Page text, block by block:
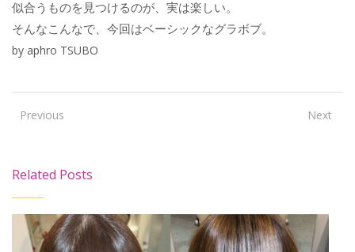
似合うものを見つけるのが、実は楽しい。
そんなこんなで、今回はベーシックなグラボブ。
by aphro TSUBO
Previous Next
Related Posts